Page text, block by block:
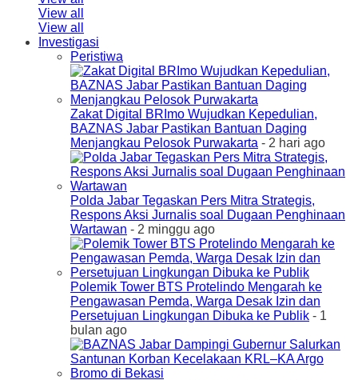
View all
View all
Investigasi
Peristiwa
Zakat Digital BRImo Wujudkan Kepedulian,
BAZNAS Jabar Pastikan Bantuan Daging
Menjangkau Pelosok Purwakarta - 2 hari ago
Polda Jabar Tegaskan Pers Mitra Strategis,
Respons Aksi Jurnalis soal Dugaan Penghinaan
Wartawan - 2 minggu ago
Polemik Tower BTS Protelindo Mengarah ke
Pengawasan Pemda, Warga Desak Izin dan
Persetujuan Lingkungan Dibuka ke Publik - 1
bulan ago